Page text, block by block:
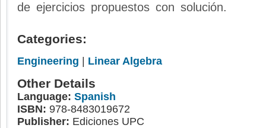
de ejercicios propuestos con solución.
Categories:
Engineering Linear Algebra
Other Details
Language: Spanish
ISBN: 978-8483019672
Publisher: Ediciones UPC